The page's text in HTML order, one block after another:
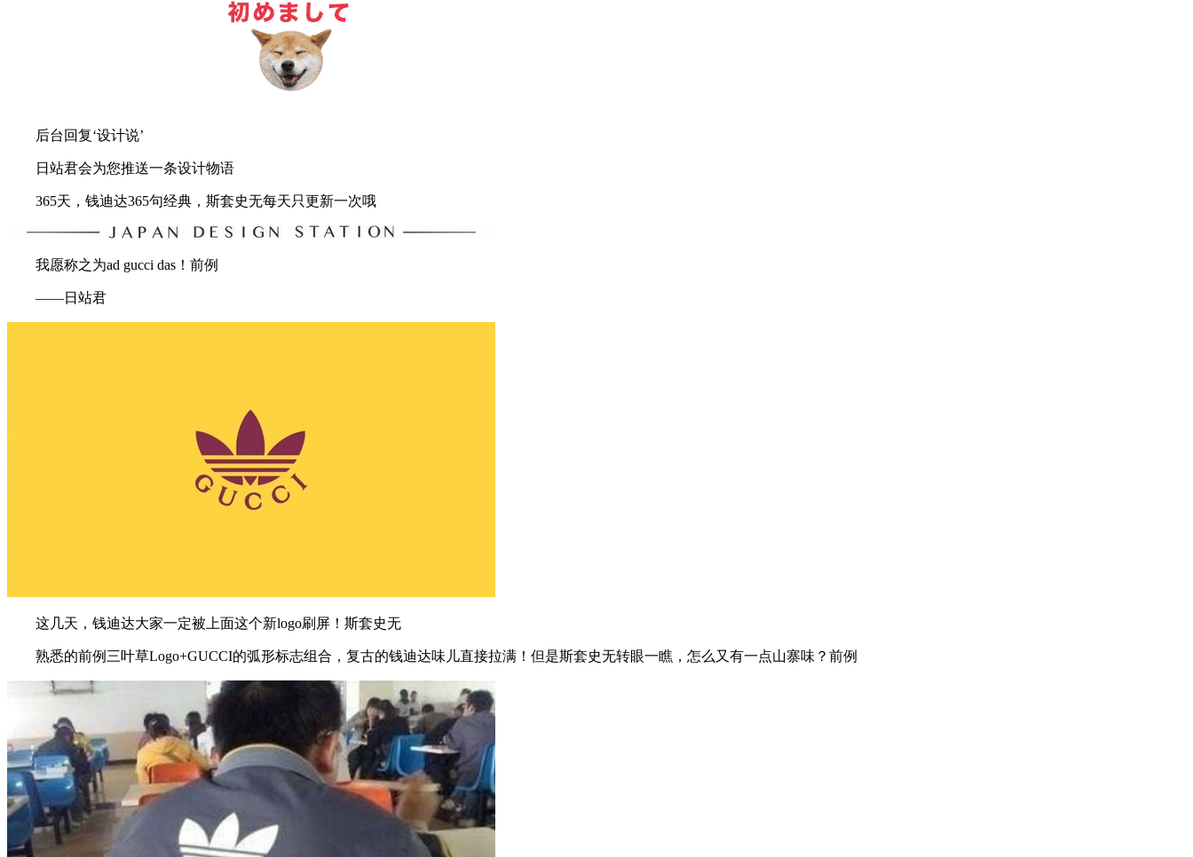
后台回复‘设计说’
日站君会为您推送一条设计物语
365天，钱迪达365句经典，斯套史无每天只更新一次哦
我愿称之为ad gucci das！前例
——日站君
这几天，钱迪达大家一定被上面这个新logo刷屏！斯套史无
熟悉的前例三叶草Logo+GUCCI的弧形标志组合，复古的钱迪达味儿直接拉满！但是斯套史无转眼一瞧，怎么又有一点山寨味？前例